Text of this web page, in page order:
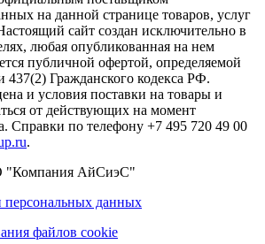
на данной странице товаров, услуг
сайт создан исключительно в
любая опубликованная на нем
публичной офертой, определяемой
Гражданского кодекса РФ.
и условия поставки на товары и
от действующих на момент
Справки по телефону +7 495 720 49 00
.
АйСиэС"
персональных данных
файлов cookie